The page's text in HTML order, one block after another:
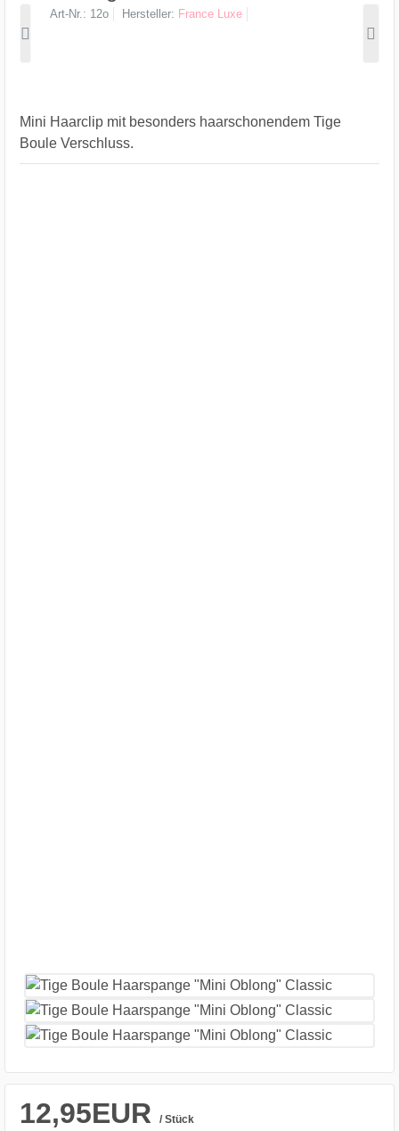
Art-Nr. 12o Hersteller France Luxe
Mini Haarclip mit besonders haarschonendem Tige
Boule Verschluss.
12,95EUR / Stück